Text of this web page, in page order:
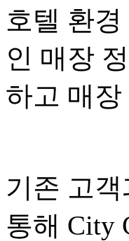
호텔 환
인 매장
하고 매
기존 고
통해 City